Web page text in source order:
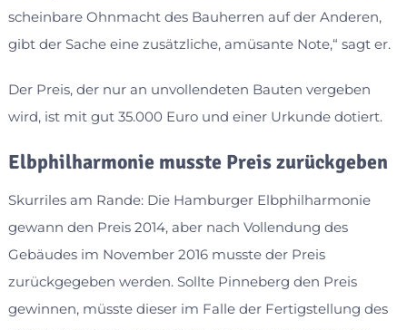
scheinbare Ohnmacht des Bauherren auf der Anderen,
gibt der Sache eine zusätzliche, amüsante Note,“ sagt er.
Der Preis, der nur an unvollendeten Bauten vergeben
wird, ist mit gut 35.000 Euro und einer Urkunde dotiert.
Elbphilharmonie musste Preis zurückgeben
Skurriles am Rande: Die Hamburger Elbphilharmonie
gewann den Preis 2014, aber nach Vollendung des
Gebäudes im November 2016 musste der Preis
zurückgegeben werden. Sollte Pinneberg den Preis
gewinnen, müsste dieser im Falle der Fertigstellung des